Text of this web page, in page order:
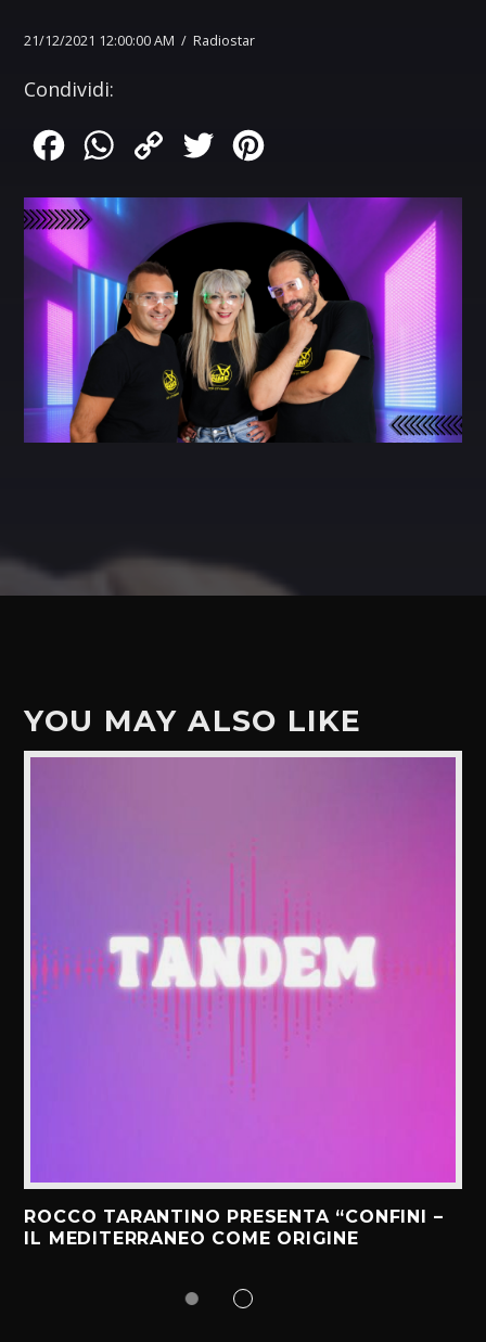
21/12/2021 12:00:00 AM / Radiostar
Condividi:
FacebookWhatsApp
Copy
Twitter
YOU MAY ALSO LIKE
ROCCO TARANTINO PRESENTA “CONFINI –
IL MEDITERRANEO COME ORIGINE